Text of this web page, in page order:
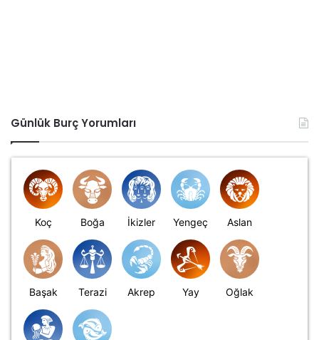
Günlük Burç Yorumları
Koç Boğa İkizler Yengeç Aslan
Başak Terazi Akrep Yay Oğlak